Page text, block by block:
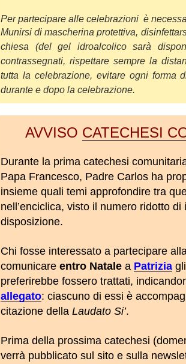
Per partecipare alle celebrazioni è
Munirsi di mascherina protettiva,
chiesa (del gel idroalcolico sarà
contrassegnati,rispettare sempre la
tutta la celebrazione, evitare ogni forma
durante e dopo la celebrazione.
AVVISO CATECHESI
Durante la prima catechesi
Papa Francesco, Padre Carlos ha
insieme quali temi approfondire tra
nell’enciclica, visto il numero ridotto di
disposizione.
Chi fosse interessato a partecipare
comunicare entro Natale a Patrizia
preferirebbe fossero trattati,
allegato: ciascuno di essi è
citazione della Laudato Si’.
Prima della prossima catechesi
verrà pubblicato sul sito e sulla